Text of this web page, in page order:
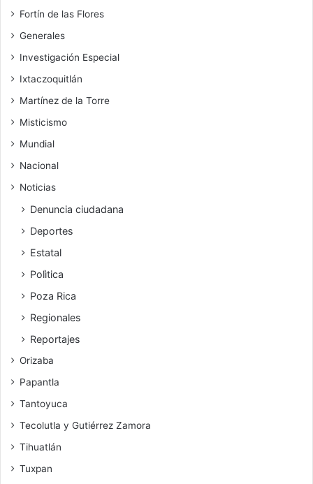
Fortín de las Flores
Generales
Investigación Especial
Ixtaczoquitlán
Martínez de la Torre
Misticismo
Mundial
Nacional
Noticias
Denuncia ciudadana
Deportes
Estatal
Polìtica
Poza Rica
Regionales
Reportajes
Orizaba
Papantla
Tantoyuca
Tecolutla y Gutiérrez Zamora
Tihuatlán
Tuxpan